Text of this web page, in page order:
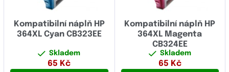
Kompatibilní náplň HP
364XL Cyan CB323EE
Skladem
65 Kč
Kompatibilní náplň HP
364XL Magenta
CB324EE
Skladem
65 Kč